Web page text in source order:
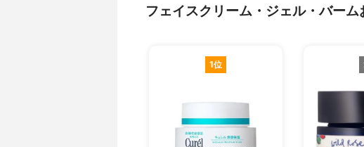
フェイスクリーム・ジェル・バー
1位